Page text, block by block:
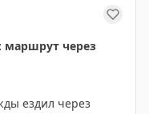
маршрут через
ездил через